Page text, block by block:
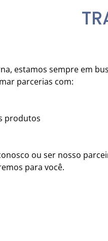
estamos sempre em
parcerias com:
produtos
ou ser nosso
para você.